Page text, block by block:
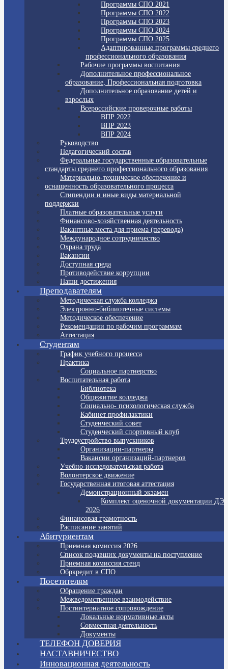
Программы СПО 2021
Программы СПО 2022
Программы СПО 2023
Программы СПО 2024
Программы СПО 2025
Адаптированные программы среднего
профессионального образования
Рабочие программы воспитания
Дополнительное профессиональное
образование, Профессиональная подготовка
Дополнительное образование детей и
взрослых
Всероссийские проверочные работы
ВПР 2022
ВПР 2023
ВПР 2024
Руководство
Педагогический состав
Федеральные государственные образовательные
стандарты среднего профессионального образования
Материально-техническое обеспечение и
оснащенность образовательного процесса
Стипендии и иные виды материальной
поддержки
Платные образовательные услуги
Финансово-хозяйственная деятельность
Вакантные места для приема (перевода)
Международное сотрудничество
Охрана труда
Вакансии
Доступная среда
Противодействие коррупции
Наши достижения
Преподавателям
Методическая служба колледжа
Электронно-библиотечные системы
Методическое обеспечение
Рекомендации по рабочим программам
Аттестация
Студентам
График учебного процесса
Практика
Социальное партнерство
Воспитательная работа
Библиотека
Общежитие колледжа
Социально- психологическая служба
Кабинет профилактики
Студенческий совет
Студенческий спортивный клуб
Трудоустройство выпускников
Организации-партнеры
Вакансии организаций-партнеров
Учебно-исследовательская работа
Волонтерское движение
Государственная итоговая аттестация
Демонстрационный экзамен
Комплект оценочной документации ДЭ
2026
Финансовая грамотность
Расписание занятий
Абитуриентам
Приемная комиссия 2026
Список подавших документы на поступление
Приемная комиссия стенд
Обркредит в СПО
Посетителям
Обращение граждан
Межведомственное взаимодействие
Постинтернатное сопровождение
Локальные нормативные акты
Совместная деятельность
Документы
ТЕЛЕФОН ДОВЕРИЯ
НАСТАВНИЧЕСТВО
Инновационная деятельность